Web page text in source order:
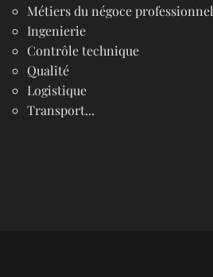
Métiers du négoce professionnel
Ingenierie
Contrôle technique
Qualité
Logistique
Transport...